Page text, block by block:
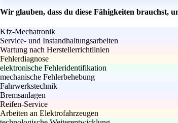
Wir glauben, dass du diese Fähigkeiten brauchst,
Kfz-Mechatronik
Service- und Instandhaltungsarbeiten
Wartung nach Herstellerrichtlinien
Fehlerdiagnose
elektronische Fehleridentifikation
mechanische Fehlerbehebung
Fahrwerkstechnik
Bremsanlagen
Reifen-Service
Arbeiten an Elektrofahrzeugen